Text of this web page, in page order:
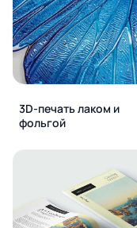
3D-печать лаком и
фольгой